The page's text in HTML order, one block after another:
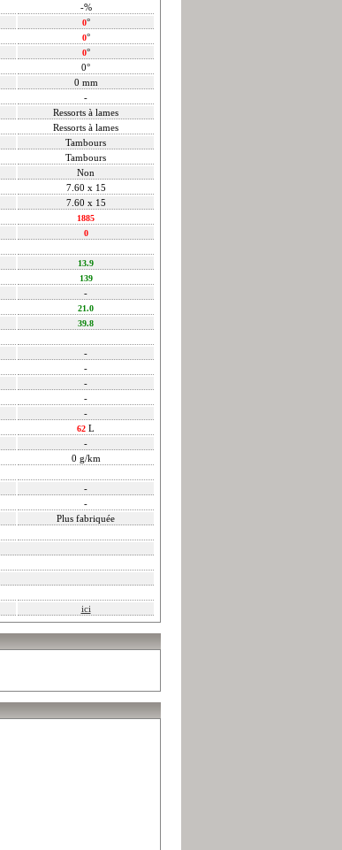
-%
0°
0°
0°
0°
0 mm
-
Ressorts à lames
Ressorts à lames
Tambours
Tambours
Non
7.60 x 15
7.60 x 15
1885
0
13.9
139
-
21.0
39.8
-
-
-
-
-
62 L
-
0 g/km
-
-
Plus fabriquée
ici